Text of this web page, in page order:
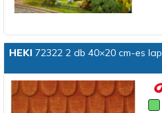
HEKI72322 2 db 40×20 cm-es lap